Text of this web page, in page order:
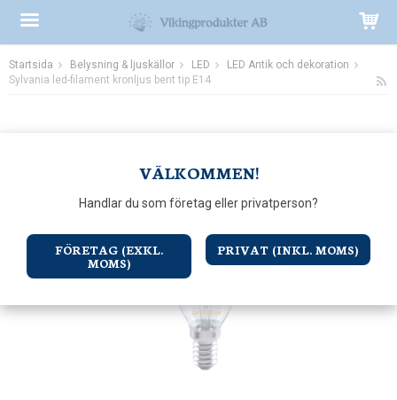
VÄLKOMMEN!
Handlar du som företag eller privatperson?
FÖRETAG (EXKL.
MOMS)
PRIVAT (INKL. MOMS)
Produkten har blivit tillagd i varukorgen
Startsida Belysning & ljuskällor LED
LED Antik och dekoration
Sylvania led-filament kronljus bent tip E14